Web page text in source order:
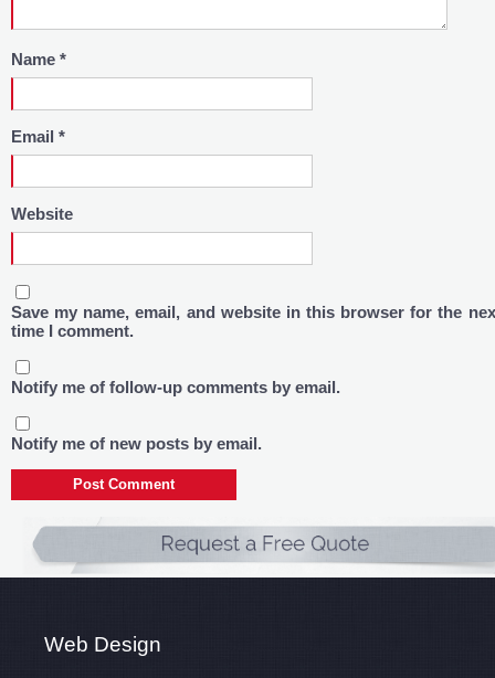
Name *
Email *
Website
Save my name, email, and website in this browser for the
time I comment.
Notify me of follow-up comments by email.
Notify me of new posts by email.
Web Design